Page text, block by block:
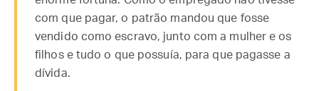
com que pagar, o patrão mandou que fosse
vendido como escravo, junto com a mulher e os
filhos e tudo o que possuía, para que pagasse a
dívida.